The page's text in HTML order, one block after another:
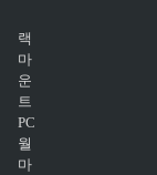
랙
마
운
트
PC
월
마